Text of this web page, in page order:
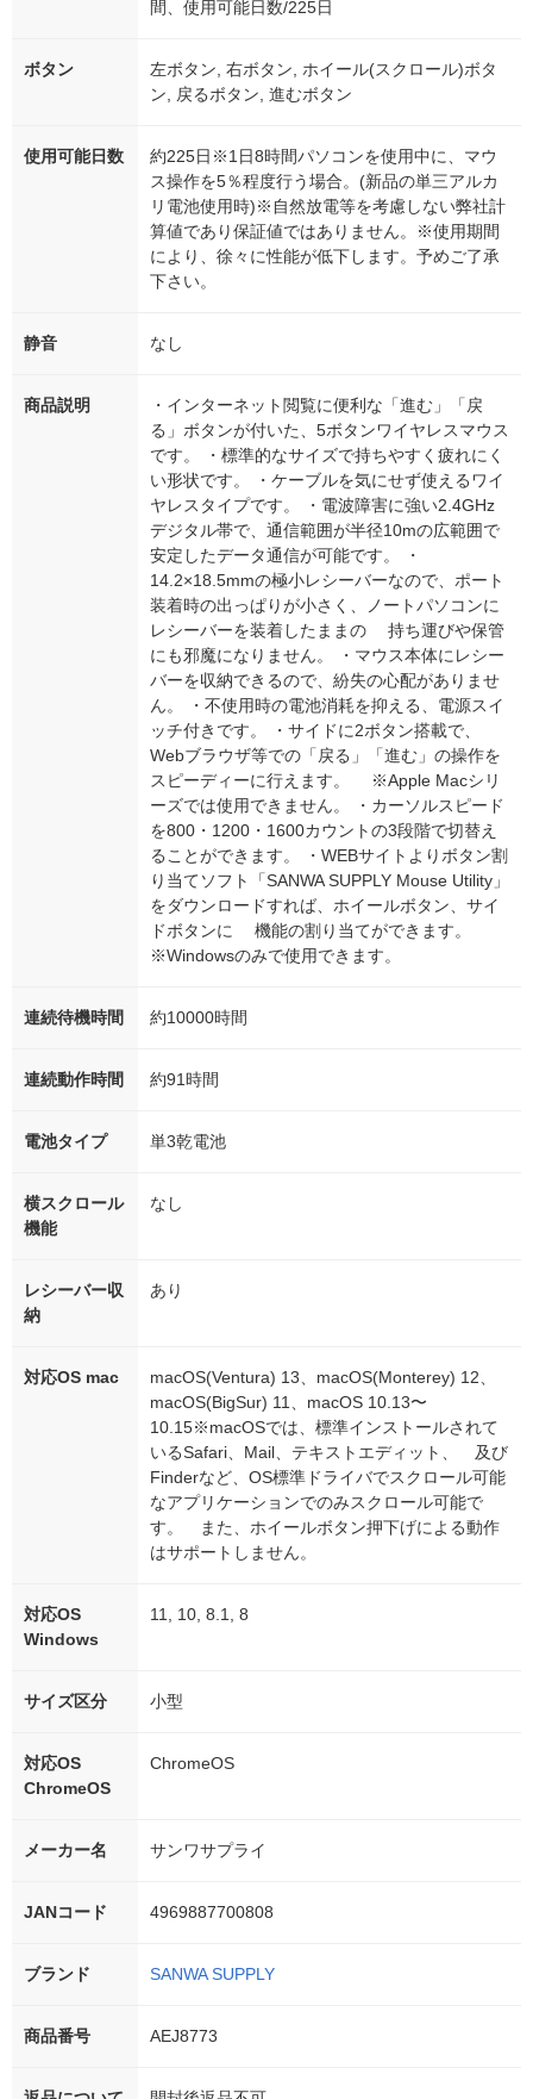
間、使用可能日数/225日
ボタン
左ボタン, 右ボタン, ホイール(スクロール)ボタ
ン, 戻るボタン, 進むボタン
使用可能日数
約225日※1日8時間パソコンを使用中に、マウ
ス操作を5％程度行う場合。(新品の単三アルカ
リ電池使用時)※自然放電等を考慮しない弊社計
算値であり保証値ではありません。※使用期間
により、徐々に性能が低下します。予めご了承
下さい。
静音 なし
商品説明
・インターネット閲覧に便利な「進む」「戻
る」ボタンが付いた、5ボタンワイヤレスマウス
です。 ・標準的なサイズで持ちやすく疲れにく
い形状です。 ・ケーブルを気にせず使えるワイ
ヤレスタイプです。 ・電波障害に強い2.4GHz
デジタル帯で、通信範囲が半径10mの広範囲で
安定したデータ通信が可能です。 ・
14.2×18.5mmの極小レシーバーなので、ポート
装着時の出っぱりが小さく、ノートパソコンに
レシーバーを装着したままの 持ち運びや保管
にも邪魔になりません。 ・マウス本体にレシー
バーを収納できるので、紛失の心配がありませ
ん。 ・不使用時の電池消耗を抑える、電源スイ
ッチ付きです。 ・サイドに2ボタン搭載で、
Webブラウザ等での「戻る」「進む」の操作を
スピーディーに行えます。 ※Apple Macシリ
ーズでは使用できません。 ・カーソルスピード
を800・1200・1600カウントの3段階で切替え
ることができます。 ・WEBサイトよりボタン割
り当てソフト「SANWA SUPPLY Mouse Utility」
をダウンロードすれば、ホイールボタン、サイ
ドボタンに 機能の割り当てができます。
※Windowsのみで使用できます。
連続待機時間 約10000時間
連続動作時間 約91時間
電池タイプ 単3乾電池
横スクロール
機能
なし
レシーバー収
納
あり
対応OS mac
macOS(Ventura) 13、macOS(Monterey) 12、
macOS(BigSur) 11、macOS 10.13〜
10.15※macOSでは、標準インストールされて
いるSafari、Mail、テキストエディット、 及び
Finderなど、OS標準ドライバでスクロール可能
なアプリケーションでのみスクロール可能で
す。 また、ホイールボタン押下げによる動作
はサポートしません。
対応OS
Windows
11, 10, 8.1, 8
サイズ区分 小型
対応OS
ChromeOS
ChromeOS
メーカー名 サンワサプライ
JANコード 4969887700808
ブランド SANWA SUPPLY
商品番号 AEJ8773